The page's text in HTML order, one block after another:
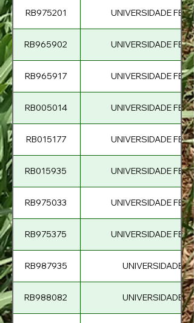
RB975201 UNIVERSIDADE
RB965902 UNIVERSIDADE
RB965917 UNIVERSIDADE
RB005014 UNIVERSIDADE
RB015177 UNIVERSIDADE
RB015935 UNIVERSIDADE
RB975033 UNIVERSIDADE
RB975375 UNIVERSIDADE
RB987935 UNIVERSIDADE
RB988082 UNIVERSIDADE